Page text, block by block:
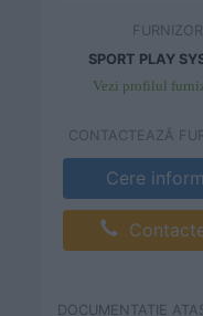
FURNIZOR
SPORT PLAY
Vezi profilul
CONTACTEAZĂ
Cere
DOCUMENTATIE